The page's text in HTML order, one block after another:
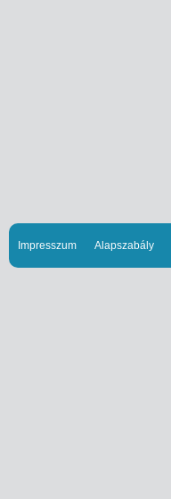
Impresszum Alapszabály